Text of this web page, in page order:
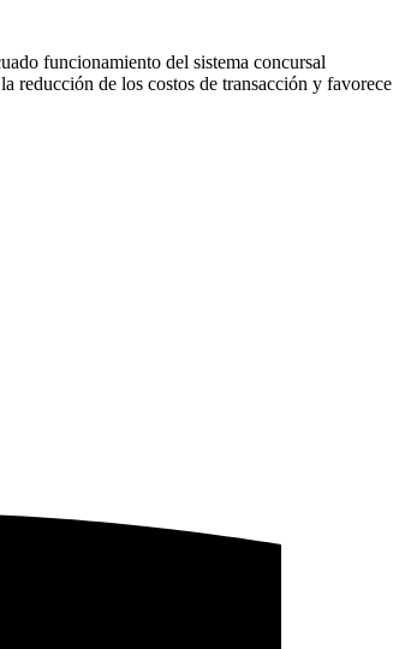
funcionamiento del sistema concursal
reducción de los costos de transacción y favorece